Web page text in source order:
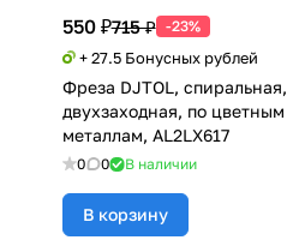
550 ₽715 ₽ -23%
+ 27.5 Бонусных рублей
Фреза DJTOL, спиральная,
двухзаходная, по цветным
металлам, AL2LX617
0 0 В наличии
В корзину